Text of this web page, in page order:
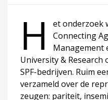
H
et onderzoek
Connecting
Management
University &
SPF-bedrijven. Ruim
verzameld over de
zeugen: pariteit,